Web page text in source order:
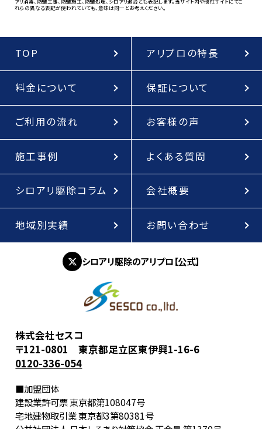
れらの異なる表記が使われていても、意味は同一とお考えください。
TOP アリプロの特長
料金について 保証について
ご利用の流れ お客様の声
施工事例 よくある質問
シロアリ駆除コラム 会社概要
地域別実績 お問い合わせ
シロアリ駆除のアリプロ【公式】
株式会社セスコ
〒121-0801 東京都足立区東伊興1-16-6
0120-336-054
■加盟団体
建設業許可票 東京都第108047号
宅地建物取引業 東京都3第80381号